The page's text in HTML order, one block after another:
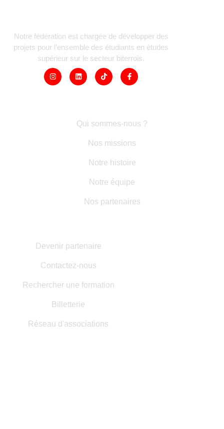
Notre fédération est chargée de développer des
projets pour l’ensemble des étudiants en études
supérieur sur le secteur biterrois.
Qui sommes-nous ?
Nos missions
Notre histoire
Notre équipe
Nos partenaires
Devenir partenaire
Contactez-nous
Rechercher une formation
Billetterie
Réseau d'associations